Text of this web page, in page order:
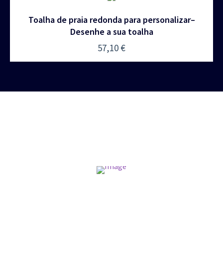
Toalha de praia redonda para personalizar–
Desenhe a sua toalha
57,10 €